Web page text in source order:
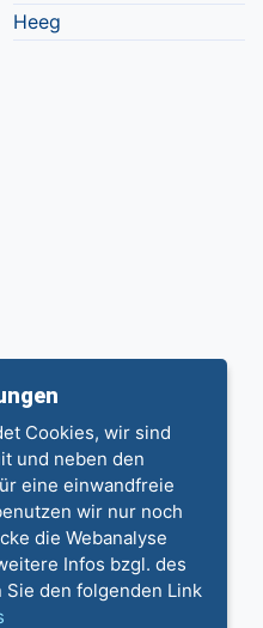
Heeg
Cookies, wir sind
und neben den
eine einwandfreie
wir nur noch
die Webanalyse
Infos bzgl. des
Sie den folgenden Link